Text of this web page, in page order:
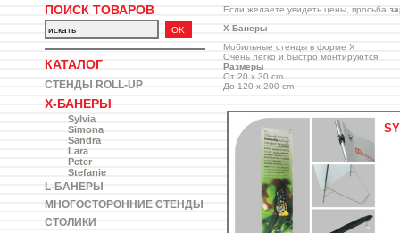
ПОИСК ТОВАРОВ
КАТАЛОГ
СТЕНДЫ ROLL-UP
X-БАНЕРЫ
Sylvia
Simona
Sandra
Lara
Peter
Stefanie
L-БАНЕРЫ
МНОГОСТОРОННИЕ СТЕНДЫ
СТОЛИКИ
Если желаете увидеть цены, просьба
X-Банеры
Мобильные стенды в форме Х
Очень легко и быстро монтируются
Размеры
От 20 x 30 cm
До 120 x 200 cm